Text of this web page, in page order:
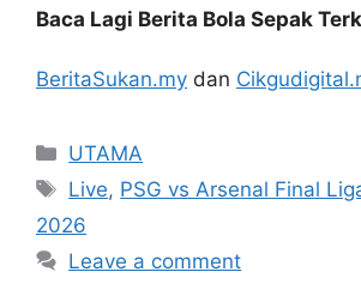
Baca Lagi Berita Bola Sepak
BeritaSukan.my dan
Categories
UTAMA
Tags
Live, PSG vs Arsenal Final
2026
Leave a comment